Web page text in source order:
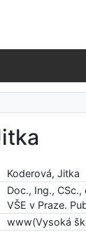
Koderová, Jitka
Doc., Ing.,
VŠE v Praze.
www(Vysoká